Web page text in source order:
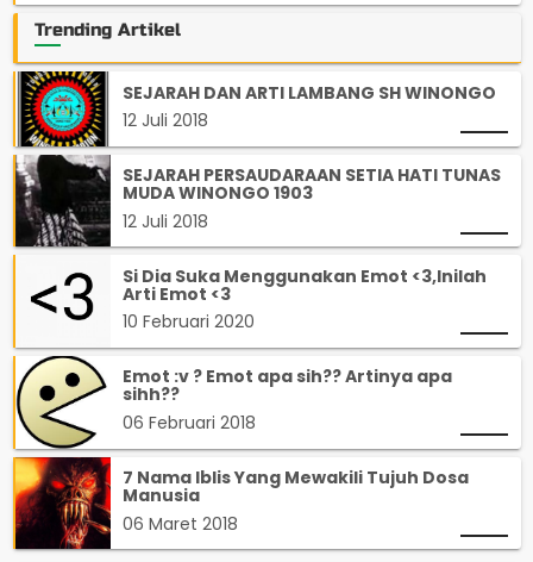
Trending Artikel
SEJARAH DAN ARTI LAMBANG SH WINONGO
12 Juli 2018
SEJARAH PERSAUDARAAN SETIA HATI TUNAS
MUDA WINONGO 1903
12 Juli 2018
Si Dia Suka Menggunakan Emot <3,Inilah
Arti Emot <3
10 Februari 2020
Emot :v ? Emot apa sih?? Artinya apa
sihh??
06 Februari 2018
7 Nama Iblis Yang Mewakili Tujuh Dosa
Manusia
06 Maret 2018